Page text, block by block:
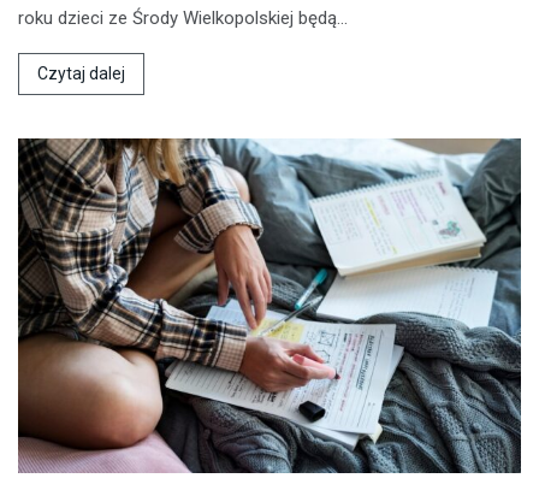
roku dzieci ze Środy Wielkopolskiej będą…
Czytaj dalej